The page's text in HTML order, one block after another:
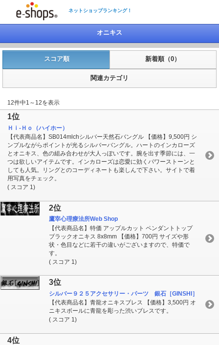
ネットショップランキング！
オニキス
スコア順 新着順（0）
関連カテゴリ
12件中1～12を表示
1位
Ｈｉ-Ｈｏ（ハイホー）
【代表商品名】SB014mlchシルバー天然石バングル 【価格】9,500円 シ
ンプルながらポイントが光るシルバーバングル。ハートのインカローズ
とオニキス、色の組み合わせが大人っぽいです。腕を出す季節には、一
つは欲しいアイテムです。インカローズは恋愛に効くパワーストーンと
しても人気。リングとのコーディネートも楽しんで下さい。サイトで着
用写真をチェック。
( スコア 1)
2位
鷹宰心理療法所Web Shop
【代表商品名】特価 アップルカット ペンダントトップ
ブラックオニキス 8x8mm 【価格】700円 サイズや形
状・色目などに若干の違いがございますので、特価で
す。
( スコア 1)
3位
シルバー９２５アクセサリー・パーツ 銀石［GINSHI］
【代表商品名】青龍オニキスブレス 【価格】3,500円 オ
ニキスボールに青龍を彫った渋いブレスです。
( スコア 1)
4位